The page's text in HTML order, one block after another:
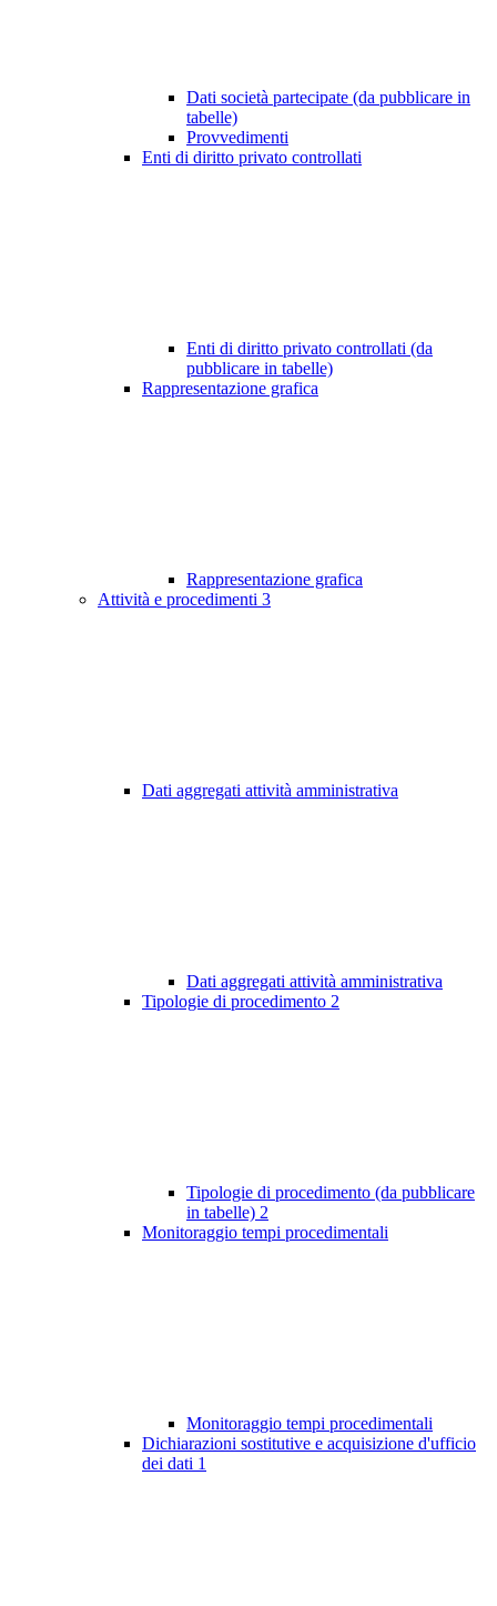
Dati società partecipate (da pubblicare in
tabelle)
Provvedimenti
Enti di diritto privato controllati
Enti di diritto privato controllati (da
pubblicare in tabelle)
Rappresentazione grafica
Rappresentazione grafica
Attività e procedimenti 3
Dati aggregati attività amministrativa
Dati aggregati attività amministrativa
Tipologie di procedimento 2
Tipologie di procedimento (da pubblicare
in tabelle) 2
Monitoraggio tempi procedimentali
Monitoraggio tempi procedimentali
Dichiarazioni sostitutive e acquisizione d'ufficio
dei dati 1